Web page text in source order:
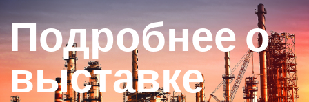
Подробнее о
выставке